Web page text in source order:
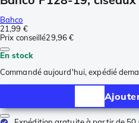
Bahco
21,99 €
Prix conseillé29,96 €
En stock
Commandé aujourd'hui, expédié